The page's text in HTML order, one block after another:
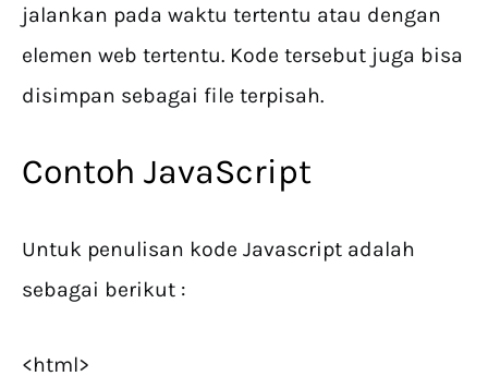
jalankan pada waktu tertentu atau dengan
elemen web tertentu. Kode tersebut juga bisa
disimpan sebagai file terpisah.
Contoh JavaScript
Untuk penulisan kode Javascript adalah
sebagai berikut :
<html>